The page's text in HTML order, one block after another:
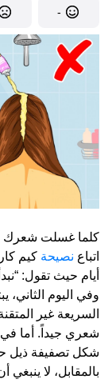
-
كلما غسلت شعرك
اتباع نصيحة كيم
أيام حيث تقول:
وفي اليوم
السريعة غير
شعري جيداً. أما في
شكل تصفيفة ذيل
بالمقابل، لا